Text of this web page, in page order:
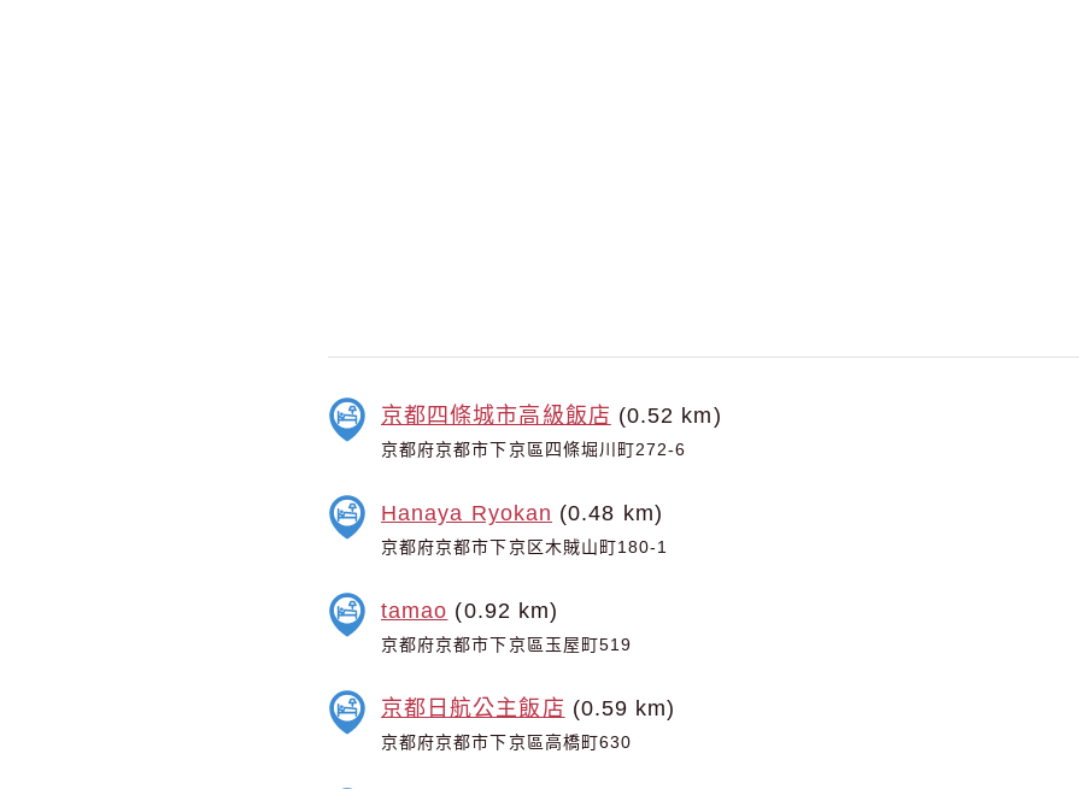
京都四條城市高級飯店 (0.52 km)
京都府京都市下京區四條堀川町272-6
Hanaya Ryokan (0.48 km)
京都府京都市下京区木賊山町180-1
tamao (0.92 km)
京都府京都市下京區玉屋町519
京都日航公主飯店 (0.59 km)
京都府京都市下京區高橋町630